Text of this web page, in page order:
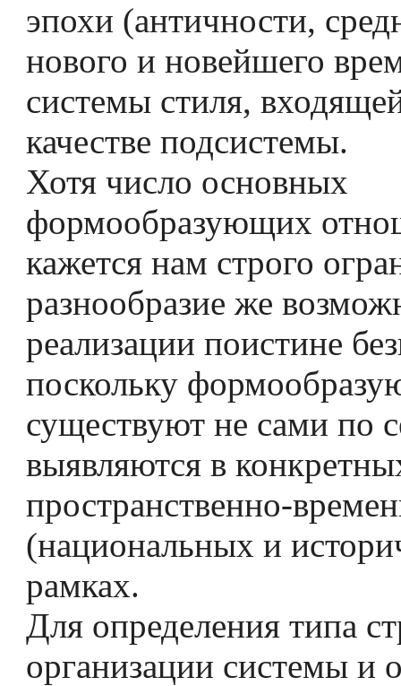
эпохи (античности,
нового и новейшего
системы стиля,
качестве подсистемы.
Хотя число основных
формообразующих
кажется нам строго
разнообразие же
реализации поистине
поскольку
существуют не сами по
выявляются в
пространственно-
(национальных и
рамках.
Для определения типа
организации системы и